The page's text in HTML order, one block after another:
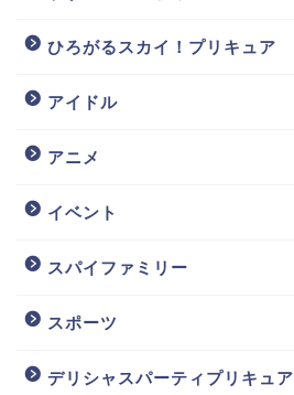
ひろがるスカイ！プリキュア
アイドル
アニメ
イベント
スパイファミリー
スポーツ
デリシャスパーティプリキュア